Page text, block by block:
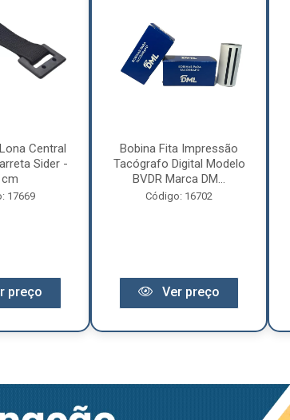
Central
Sider -
17669
preço
Bobina Fita Impressão
Tacógrafo Digital Modelo
BVDR Marca DM...
Código: 16702
Ver preço